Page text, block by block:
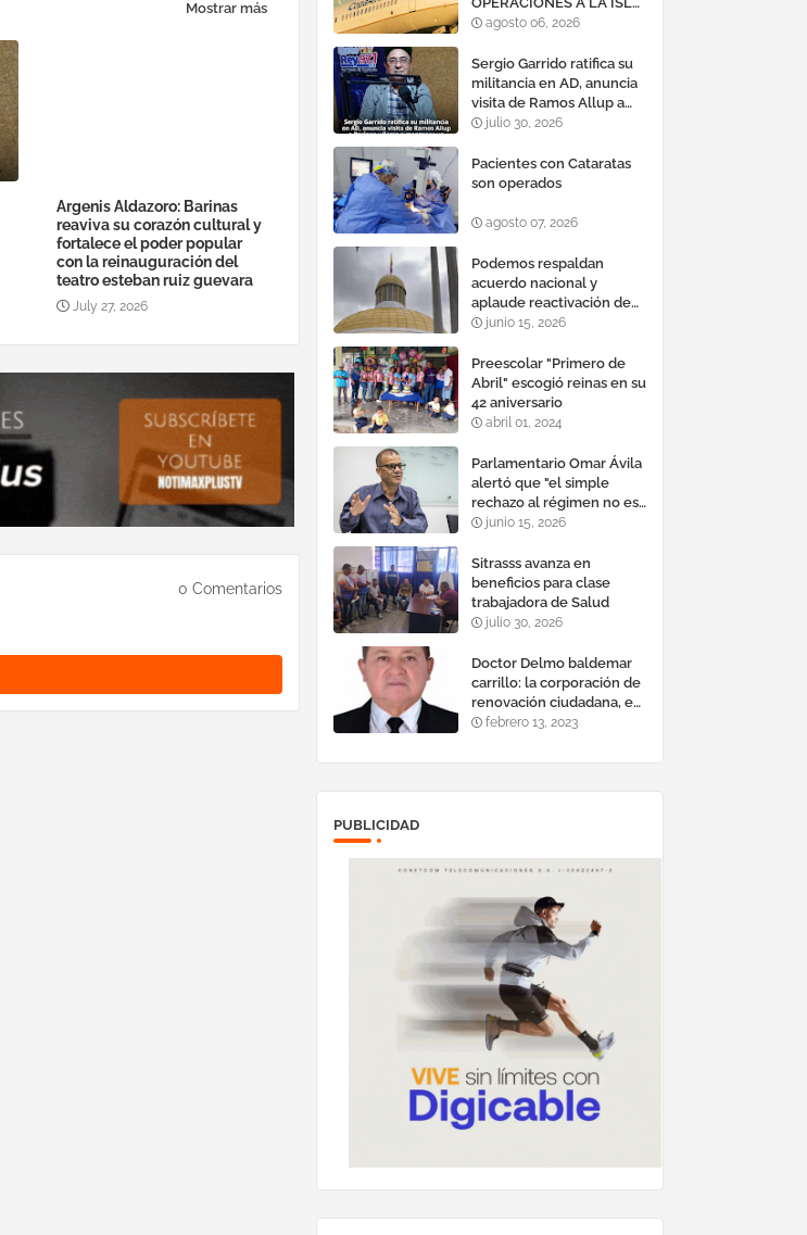
Mostrar más
Argenis Aldazoro: Barinas
reaviva su corazón cultural y
fortalece el poder popular
con la reinauguración del
teatro esteban ruiz guevara
July 27, 2026
0 Comentarios
DE MARGARITA,
agosto 06, 2026
Sergio Garrido ratifica su
militancia en AD, anuncia
visita de Ramos Allup a
Barinas y llama a
cauteloso»
julio 30, 2026
Pacientes con Cataratas
son operados
agosto 07, 2026
Podemos respaldan
acuerdo nacional y
aplaude reactivación de
Tocoma con la
megavatios al sistema
eléctrico nacional
junio 15, 2026
Preescolar "Primero de
Abril" escogió reinas en su
42 aniversario
abril 01, 2024
Parlamentario Omar Ávila
alertó que "el simple
rechazo al régimen no es
suficiente para lograr un
efectivo"
junio 15, 2026
Sitrasss avanza en
beneficios para clase
trabajadora de Salud
julio 30, 2026
Doctor Delmo baldemar
carrillo: la corporación de
renovación ciudadana, es
un banco mundial de
febrero 13, 2023
PUBLICIDAD